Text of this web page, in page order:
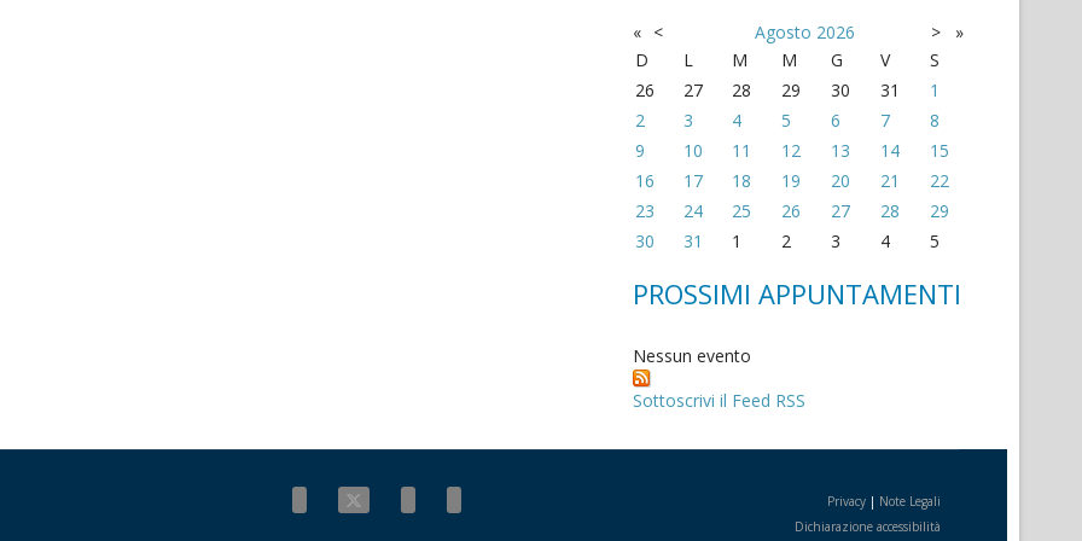
« < Agosto 2026 >
»
D
L M M G V
S
26
27 28 29 30 31
1
2
3 4 5 6 7
8
9
10 11 12 13 14
15
16
17 18 19 20 21
22
23
24 25 26 27 28
29
30
31 1 2 3 4 5
PROSSIMI APPUNTAMENTI
Nessun evento
Sottoscrivi il Feed RSS
Privacy | Note Legali
Dichiarazione accessibilità